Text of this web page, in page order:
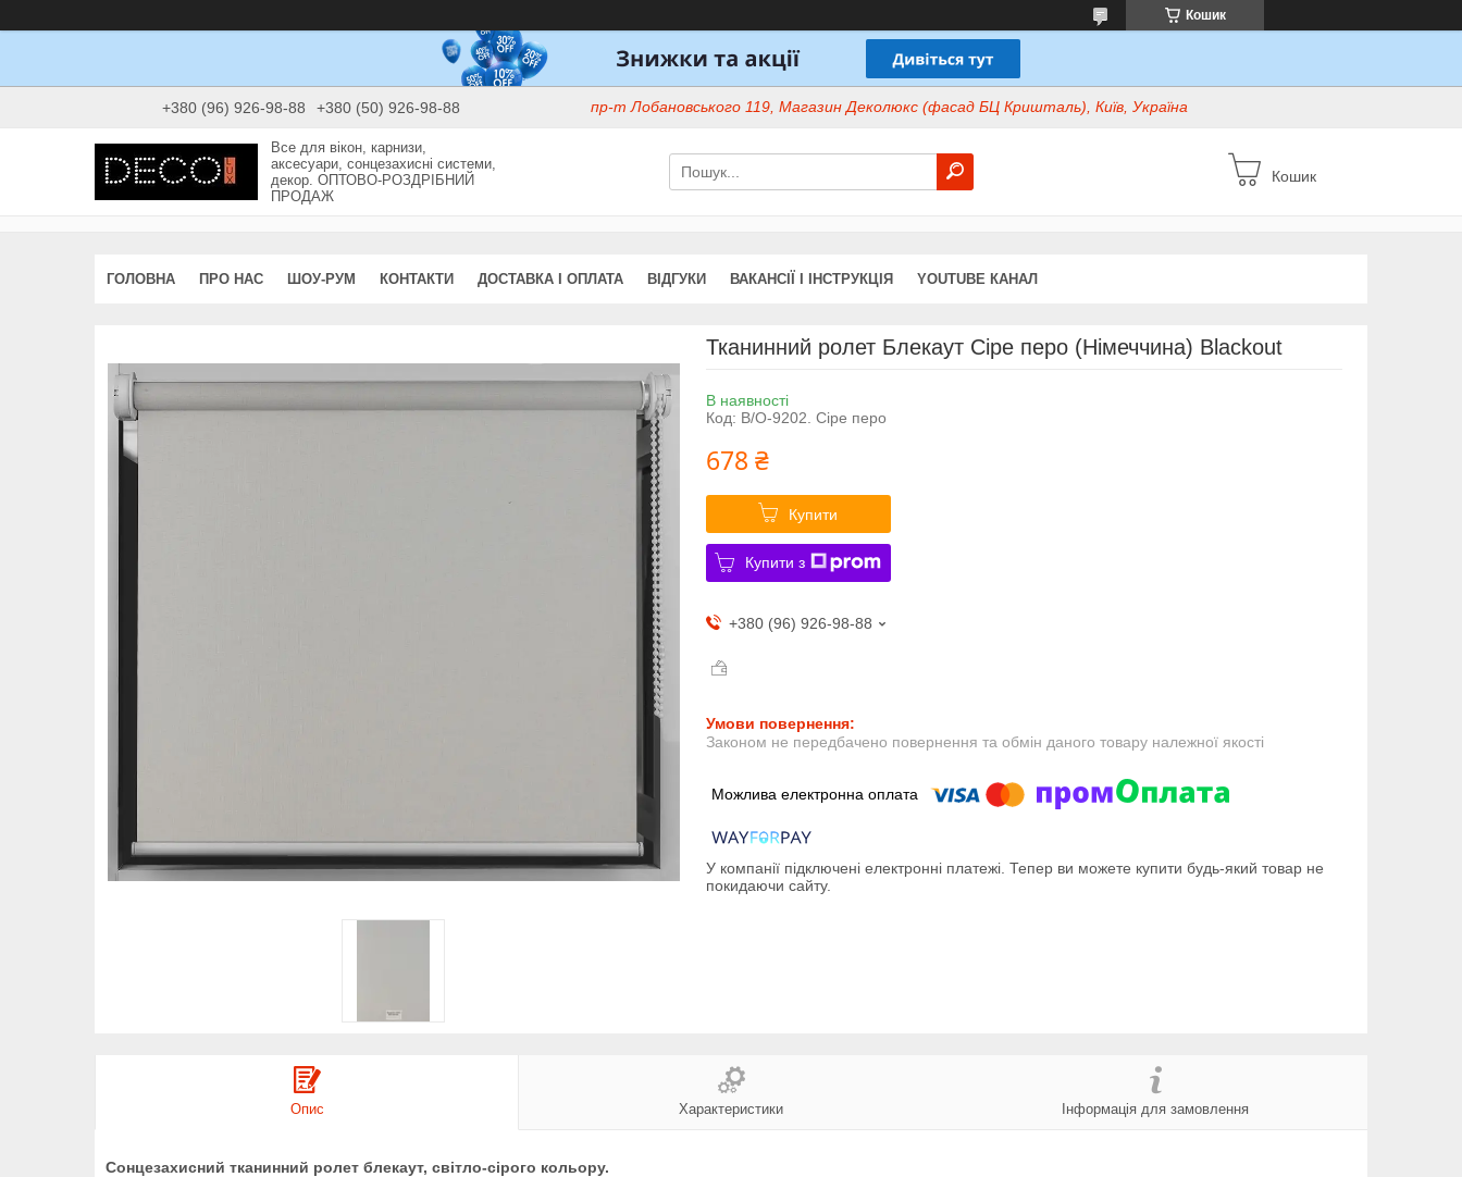
Кошик
+380 (96) 926-98-88 +380 (50) 926-98-88 пр-т Лобановського 119, Магазин Деколюкс (фасад БЦ Кришталь), Київ, Україна
Все для вікон, карнизи,
аксесуари, сонцезахисні системи,
декор. ОПТОВО-РОЗДРІБНИЙ
ПРОДАЖ
Кошик
ГОЛОВНА ПРО НАС ШОУ-РУМ КОНТАКТИ ДОСТАВКА І ОПЛАТА ВІДГУКИ ВАКАНСІЇ І ІНСТРУКЦІЯ YOUTUBE КАНАЛ
Тканинний ролет Блекаут Сіре перо (Німеччина) Blackout
В наявності
Код: В/О-9202. Сіре перо
678 ₴
Купити
Купити з
+380 (96) 926-98-88
Законом не передбачено повернення та обмін даного товару належної якості
У компанії підключені електронні платежі. Тепер ви можете купити будь-який товар не
покидаючи сайту.
Опис Характеристики Інформація для замовлення
Сонцезахисний тканинний ролет блекаут, світло-сірого кольору.